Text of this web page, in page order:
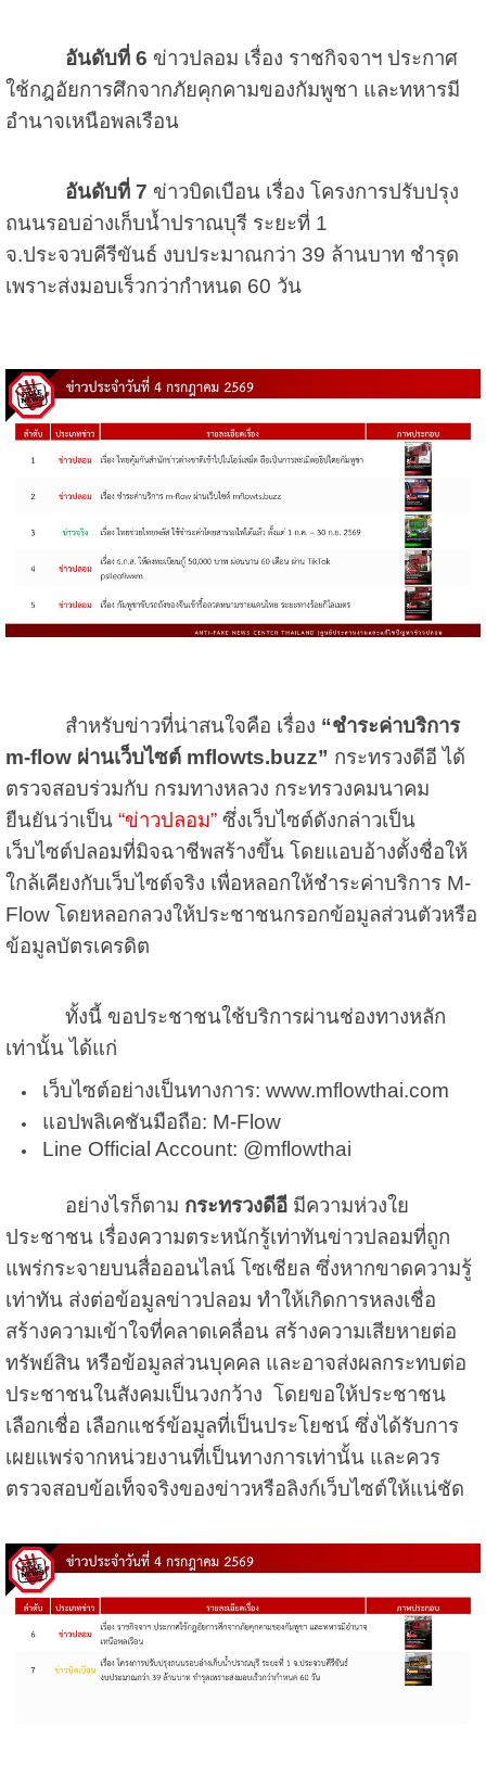
อันดับที่ 6 ข่าวปลอม เรื่อง ราชกิจจาฯ ประกาศ
ใช้กฎอัยการศึกจากภัยคุกคามของกัมพูชา และทหารมี
อำนาจเหนือพลเรือน
อันดับที่ 7 ข่าวบิดเบือน เรื่อง โครงการปรับปรุง
ถนนรอบอ่างเก็บน้ำปราณบุรี ระยะที่ 1
จ.ประจวบคีรีขันธ์ งบประมาณกว่า 39 ล้านบาท ชำรุด
เพราะส่งมอบเร็วกว่ากำหนด 60 วัน
สำหรับข่าวที่น่าสนใจคือ เรื่อง “ชำระค่าบริการ
m-flow ผ่านเว็บไซต์ mflowts.buzz” กระทรวงดีอี ได้
ตรวจสอบร่วมกับ กรมทางหลวง กระทรวงคมนาคม
ยืนยันว่าเป็น“ข่าวปลอม”ซึ่งเว็บไซต์ดังกล่าวเป็น
เว็บไซต์ปลอมที่มิจฉาชีพสร้างขึ้น โดยแอบอ้างตั้งชื่อให้
ใกล้เคียงกับเว็บไซต์จริง เพื่อหลอกให้ชำระค่าบริการ M-
Flow โดยหลอกลวงให้ประชาชนกรอกข้อมูลส่วนตัวหรือ
ข้อมูลบัตรเครดิต
ทั้งนี้ ขอประชาชนใช้บริการผ่านช่องทางหลัก
เท่านั้น ได้แก่
เว็บไซต์อย่างเป็นทางการ: www.mflowthai.com
แอปพลิเคชันมือถือ: M-Flow
Line Official Account: @mflowthai
อย่างไรก็ตาม กระทรวงดีอีมีความห่วงใย
ประชาชน เรื่องความตระหนักรู้เท่าทันข่าวปลอมที่ถูก
แพร่กระจายบนสื่อออนไลน์ โซเชียล ซึ่งหากขาดความรู้
เท่าทัน ส่งต่อข้อมูลข่าวปลอม ทำให้เกิดการหลงเชื่อ
สร้างความเข้าใจที่คลาดเคลื่อน สร้างความเสียหายต่อ
ทรัพย์สิน หรือข้อมูลส่วนบุคคล และอาจส่งผลกระทบต่อ
ประชาชนในสังคมเป็นวงกว้าง โดยขอให้ประชาชน
เลือกเชื่อ เลือกแชร์ข้อมูลที่เป็นประโยชน์ ซึ่งได้รับการ
เผยแพร่จากหน่วยงานที่เป็นทางการเท่านั้น และควร
ตรวจสอบข้อเท็จจริงของข่าวหรือลิงก์เว็บไซต์ให้แน่ชัด